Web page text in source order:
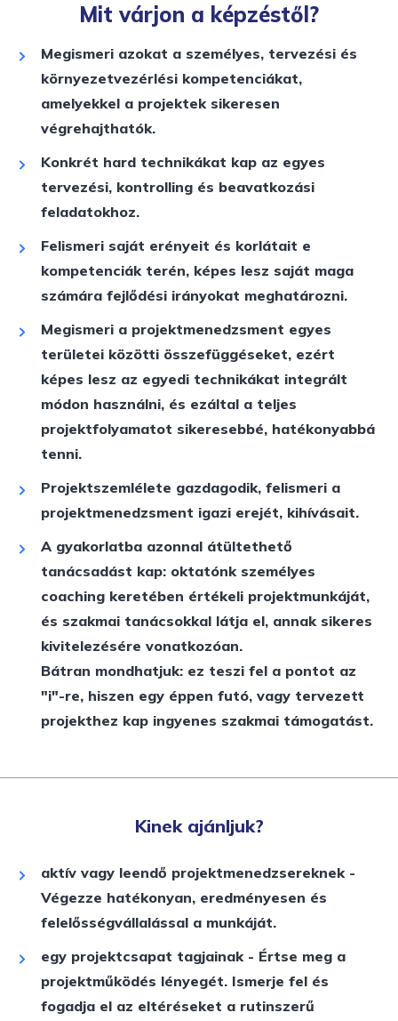
Mit várjon a képzéstől?
Megismeri azokat a személyes, tervezési és
környezetvezérlési kompetenciákat,
amelyekkel a projektek sikeresen
végrehajthatók.
Konkrét hard technikákat kap az egyes
tervezési, kontrolling és beavatkozási
feladatokhoz.
Felismeri saját erényeit és korlátait e
kompetenciák terén, képes lesz saját maga
számára fejlődési irányokat meghatározni.
Megismeri a projektmenedzsment egyes
területei közötti összefüggéseket, ezért
képes lesz az egyedi technikákat integrált
módon használni, és ezáltal a teljes
projektfolyamatot sikeresebbé, hatékonyabbá
tenni.
Projektszemlélete gazdagodik, felismeri a
projektmenedzsment igazi erejét, kihívásait.
A gyakorlatba azonnal átültethető
tanácsadást kap: oktatónk személyes
coaching keretében értékeli projektmunkáját,
és szakmai tanácsokkal látja el, annak sikeres
kivitelezésére vonatkozóan.
Bátran mondhatjuk: ez teszi fel a pontot az
"i"-re, hiszen egy éppen futó, vagy tervezett
projekthez kap ingyenes szakmai támogatást.
Kinek ajánljuk?
aktív vagy leendő projektmenedzsereknek -
Végezze hatékonyan, eredményesen és
felelősségvállalással a munkáját.
egy projektcsapat tagjainak - Értse meg a
projektműködés lényegét. Ismerje fel és
fogadja el az eltéréseket a rutinszerű